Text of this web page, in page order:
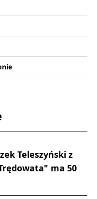
Teleszyński z
ma 50